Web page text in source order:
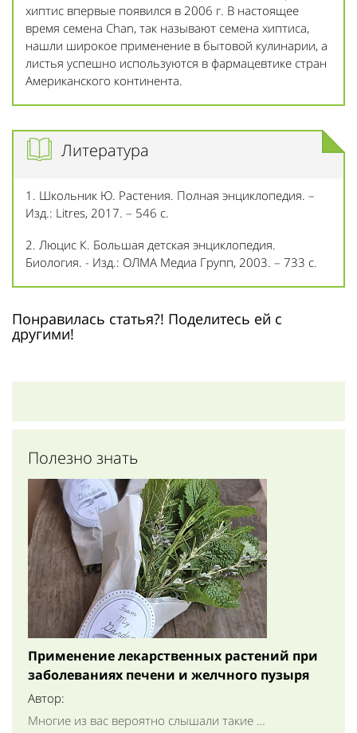
хиптис впервые появился в 2006 г. В настоящее
время семена Chan, так называют семена хиптиса,
нашли широкое применение в бытовой кулинарии, а
листья успешно используются в фармацевтике стран
Американского континента.
Литература
1. Школьник Ю. Растения. Полная энциклопедия. –
Изд.: Litres, 2017. – 546 с.
2. Люцис К. Большая детская энциклопедия.
Биология. - Изд.: ОЛМА Медиа Групп, 2003. – 733 с.
Понравилась статья?! Поделитесь ей с
другими!
Полезно знать
Применение лекарственных растений при
заболеваниях печени и желчного пузыря
Автор:
Многие из вас вероятно слышали такие …